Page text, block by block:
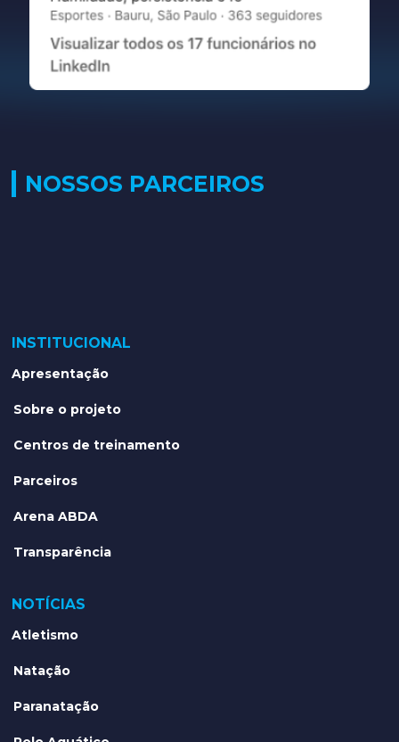
NOSSOS PARCEIROS
INSTITUCIONAL
Apresentação
Sobre o projeto
Centros de treinamento
Parceiros
Arena ABDA
Transparência
NOTÍCIAS
Atletismo
Natação
Paranatação